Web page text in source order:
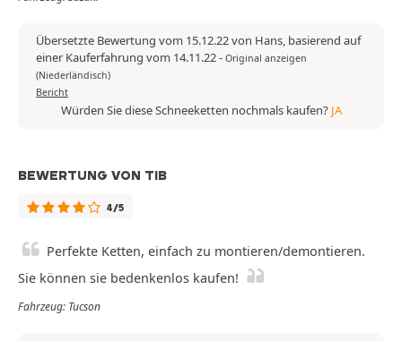
Übersetzte Bewertung vom 15.12.22 von Hans, basierend auf
einer Kauferfahrung vom 14.11.22- Original anzeigen
(Niederländisch)
Bericht
Würden Sie diese Schneeketten nochmals kaufen? JA
BEWERTUNG VON TIB
4/5
Perfekte Ketten, einfach zu montieren/demontieren.
Sie können sie bedenkenlos kaufen!
Fahrzeug: Tucson